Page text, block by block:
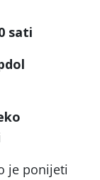
sati
Josipdol
je ponijeti